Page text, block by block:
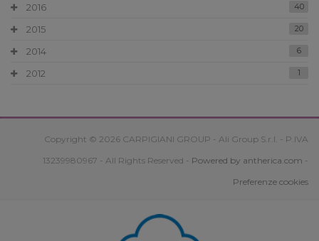
2016 40
2015 20
2014 6
2012 1
Copyright © 2026 CARPIGIANI GROUP - Ali Group S.r.l. - P.IVA
13239980967 - All Rights Reserved - Powered by antherica.com -
Preferenze cookies